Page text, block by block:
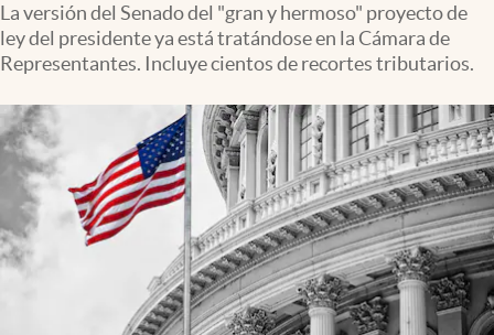
PC y mobile
Lifestyle
La versión del Senado del "gran y hermoso" proyecto de
ley del presidente ya está tratándose en la Cámara de
Representantes. Incluye cientos de recortes tributarios.